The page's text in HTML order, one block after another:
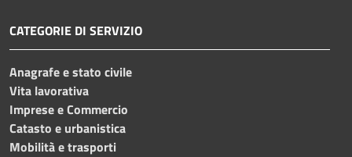
CATEGORIE DI SERVIZIO
Anagrafe e stato civile
Vita lavorativa
Imprese e Commercio
Catasto e urbanistica
Mobilità e trasporti